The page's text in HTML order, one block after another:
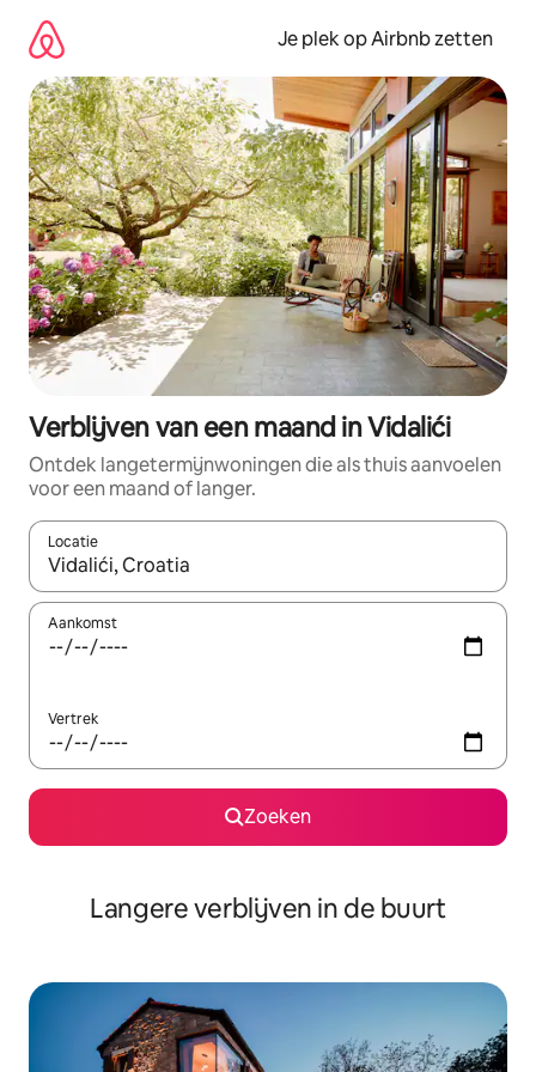
direct
naar
inhoud
Je plek op Airbnb zetten
Verblijven van een maand in Vidalići
Ontdek langetermijnwoningen die als thuis aanvoelen
voor een maand of langer.
Locatie
Wanneer er resultaten beschikbaar zijn, maak je een keuze
Aankomst
Vertrek
Zoeken
Langere verblijven in de buurt